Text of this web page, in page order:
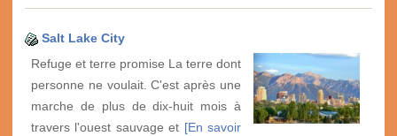
Salt Lake City
Refuge et terre promise La terre dont
personne ne voulait. C'est après une
marche de plus de dix-huit mois à
travers l'ouest sauvage et [En savoir